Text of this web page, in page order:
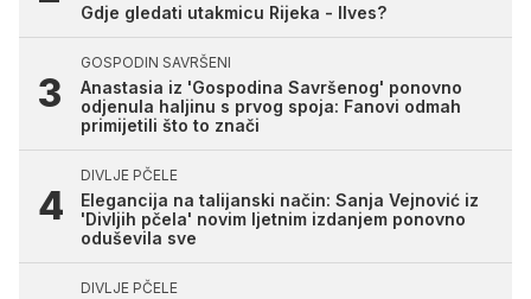
Gdje gledati utakmicu Rijeka - Ilves?
GOSPODIN SAVRŠENI
Anastasia iz 'Gospodina Savršenog' ponovno
odjenula haljinu s prvog spoja: Fanovi odmah
primijetili što to znači
DIVLJE PČELE
Elegancija na talijanski način: Sanja Vejnović iz
'Divljih pčela' novim ljetnim izdanjem ponovno
oduševila sve
DIVLJE PČELE